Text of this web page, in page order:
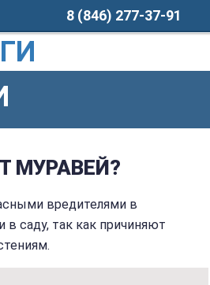
8 (846) 277-37-91
МУРАВЕЙ?
вредителями в
саду, так как причиняют